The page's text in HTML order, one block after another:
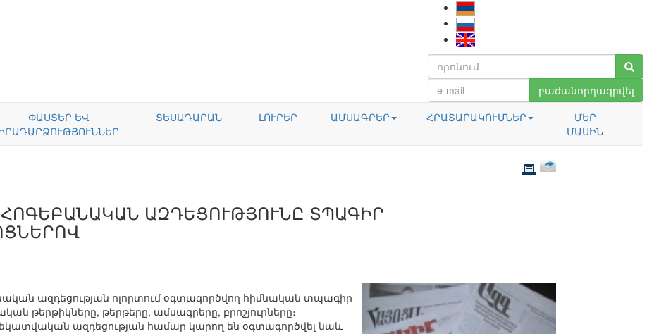
բաժանորդագրվել
ՓԱՍՏԵՐ ԵՎ
ՏԵՍԱԴԱՐԱՆ ԼՈՒՐԵՐ ԱՄՍԱԳՐԵՐ ՀՐԱՏԱՐԱԿՈՒՄՆԵՐ
ՄԵՐ
ՄԱՍԻՆ
ԱԶԴԵՑՈՒԹՅՈՒՆԸ ՏՊԱԳԻՐ
ազդեցության ոլորտում օգտագործվող հիմնական տպագիր
թերթիկները, թերթերը, ամսագրերը, բրոշյուրները։
ազդեցության համար կարող են օգտագործվել նաև